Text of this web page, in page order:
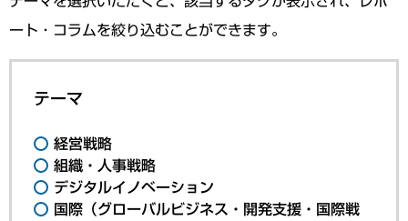
ート・コラムを絞り込むことができます。
テーマ
経営戦略
組織・人事戦略
デジタルイノベーション
国際（グローバルビジネス・開発支援・国際戦